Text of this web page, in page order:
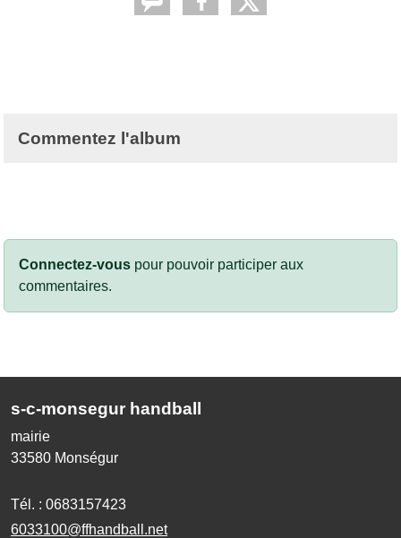
Commentez l'album
Connectez-vous pour pouvoir participer aux
commentaires.
s-c-monsegur handball
mairie
33580 Monségur
Tél. : 0683157423
6033100@ffhandball.net